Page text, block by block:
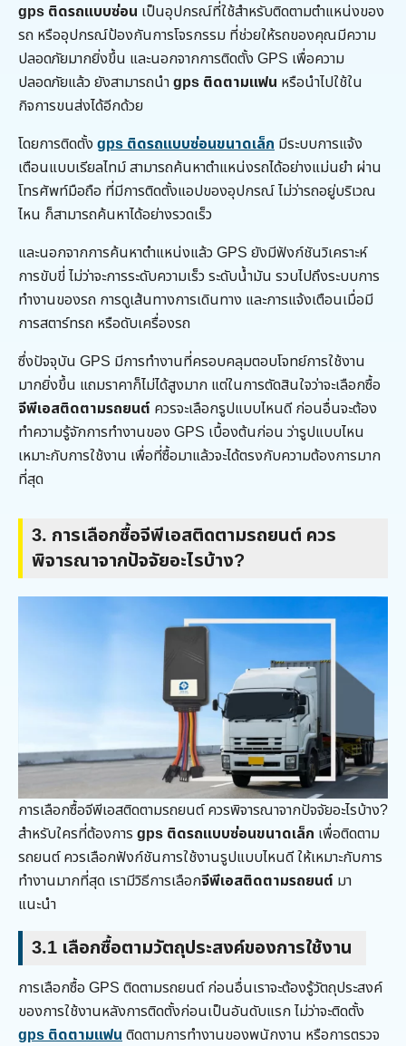
gps ติดรถแบบซ่อน เป็นอุปกรณ์ที่ใช้สำหรับติดตามตำแหน่งของ
รถ หรืออุปกรณ์ป้องกันการโจรกรรม ที่ช่วยให้รถของคุณมีความ
ปลอดภัยมากยิ่งขึ้น และนอกจากการติดตั้ง GPS เพื่อความ
ปลอดภัยแล้ว ยังสามารถนำgps ติดตามแฟน หรือนำไปใช้ใน
กิจการขนส่งได้อีกด้วย
โดยการติดตั้ง gps ติดรถแบบซ่อนขนาดเล็ก มีระบบการแจ้ง
เตือนแบบเรียลไทม์ สามารถค้นหาตำแหน่งรถได้อย่างแม่นยำ ผ่าน
โทรศัพท์มือถือ ที่มีการติดตั้งแอปของอุปกรณ์ ไม่ว่ารถอยู่บริเวณ
ไหน ก็สามารถค้นหาได้อย่างรวดเร็ว
และนอกจากการค้นหาตำแหน่งแล้ว GPS ยังมีฟังก์ชันวิเคราะห์
การขับขี่ ไม่ว่าจะการระดับความเร็ว ระดับน้ำมัน รวบไปถึงระบบการ
ทำงานของรถ การดูเส้นทางการเดินทาง และการแจ้งเตือนเมื่อมี
การสตาร์ทรถ หรือดับเครื่องรถ
ซึ่งปัจจุบัน GPS มีการทำงานที่ครอบคลุมตอบโจทย์การใช้งาน
มากยิ่งขึ้น แถมราคาก็ไม่ได้สูงมาก แต่ในการตัดสินใจว่าจะเลือกซื้อ
จีพีเอสติดตามรถยนต์ ควรจะเลือกรูปแบบไหนดี ก่อนอื่นจะต้อง
ทำความรู้จักการทำงานของ GPS เบื้องต้นก่อน ว่ารูปแบบไหน
เหมาะกับการใช้งาน เพื่อที่ซื้อมาแล้วจะได้ตรงกับความต้องการมาก
ที่สุด
3. การเลือกซื้อจีพีเอสติดตามรถยนต์ ควร
พิจารณาจากปัจจัยอะไรบ้าง?
การเลือกซื้อจีพีเอสติดตามรถยนต์ ควรพิจารณาจากปัจจัยอะไรบ้าง?
สำหรับใครที่ต้องการ gps ติดรถแบบซ่อนขนาดเล็ก เพื่อติดตาม
รถยนต์ ควรเลือกฟังก์ชันการใช้งานรูปแบบไหนดี ให้เหมาะกับการ
ทำงานมากที่สุด เรามีวิธีการเลือกจีพีเอสติดตามรถยนต์ มา
แนะนำ
3.1 เลือกซื้อตามวัตถุประสงค์ของการใช้งาน
การเลือกซื้อ GPS ติดตามรถยนต์ ก่อนอื่นเราจะต้องรู้วัตถุประสงค์
ของการใช้งานหลังการติดตั้งก่อนเป็นอันดับแรก ไม่ว่าจะติดตั้ง
gps ติดตามแฟนติดตามการทำงานของพนักงาน หรือการตรวจ